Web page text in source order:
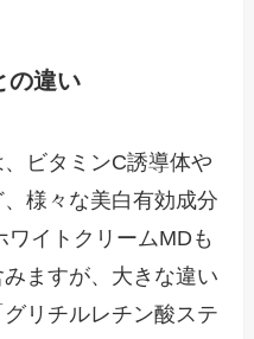
の違い
ビタミンC誘導体や
様々な美白有効成分
イトクリームMDも
ますが、大きな違い
リチルレチン酸ステ